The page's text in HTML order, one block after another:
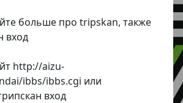
больше про tripskan, также
вход
http://aizu-
ibbs/ibbs.cgi или
вход